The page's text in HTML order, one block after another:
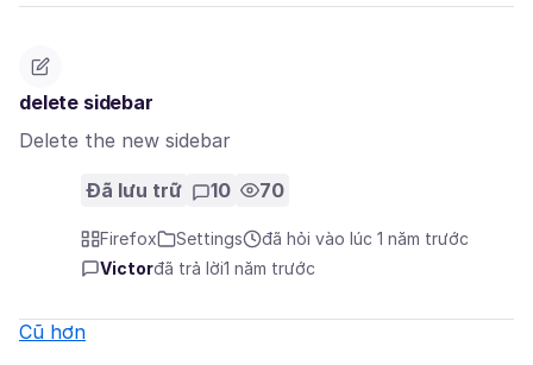
delete sidebar
Delete the new sidebar
Đã lưu trữ 10 70
Firefox Settings
đã hỏi vào lúc 1 năm trước
Victorđã trả lời1 năm trước
Cũ hơn